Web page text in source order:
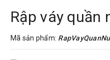
Rập váy quần
Mã sản phẩm: